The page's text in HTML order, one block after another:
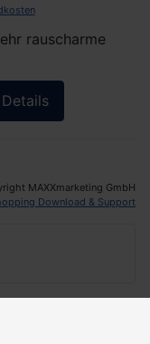
rauscharme
Details
MAXXmarketing GmbH
Download & Support